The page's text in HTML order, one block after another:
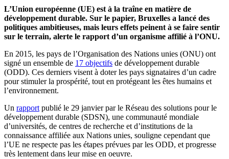
L’Union européenne (UE) est à la traîne en matière de
développement durable. Sur le papier, Bruxelles a lancé des
politiques ambitieuses, mais leurs effets peinent à se faire sentir
sur le terrain, alerte le rapport d’un organisme affilié à l’ONU.
En 2015, les pays de l’Organisation des Nations unies (ONU) ont
signé un ensemble de 17 objectifs de développement durable
(ODD). Ces derniers visent à doter les pays signataires d’un cadre
pour stimuler la prospérité, tout en protégeant les êtes humains et
l’environnement.
Un rapport publié le 29 janvier par le Réseau des solutions pour le
développement durable (SDSN), une communauté mondiale
d’universités, de centres de recherche et d’institutions de la
connaissance affiliée aux Nations unies, souligne cependant que
l’UE ne respecte pas les étapes prévues par les ODD, et progresse
très lentement dans leur mise en oeuvre.